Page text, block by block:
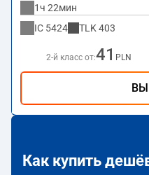
1ч 22мин
IC 5424 TLK 403
2-й класс от:41 PLN
Как купить